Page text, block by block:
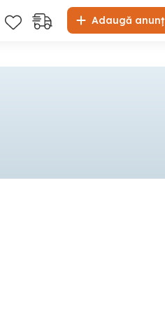
Adaugă anunț